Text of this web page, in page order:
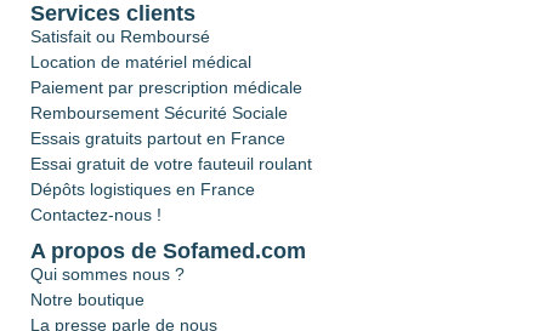
Services clients
Satisfait ou Remboursé
Location de matériel médical
Paiement par prescription médicale
Remboursement Sécurité Sociale
Essais gratuits partout en France
Essai gratuit de votre fauteuil roulant
Dépôts logistiques en France
Contactez-nous !
A propos de Sofamed.com
Qui sommes nous ?
Notre boutique
La presse parle de nous